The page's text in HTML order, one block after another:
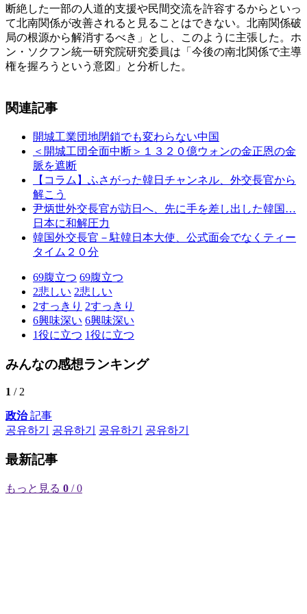
断絶した一部の人道的支援や民間交流を許容するからといっ
て北南関係が改善されると見ることはできない。北南関係破
局の根源から解消するべき」とし、このように主張した。ホ
ン・ソクフン統一研究院研究委員は「今後の南北関係で主導
権を握ろうという意図」と分析した。
関連記事
開城工業団地閉鎖でも変わらない中国
＜開城工団全面中断＞１３２０億ウォンの金正恩の金
脈を遮断
【コラム】ふさがった韓日チャンネル、外交長官から
解こう
尹炳世外交長官が訪日へ、先に手を差し出した韓国…
日本に和解圧力
韓国外交長官－駐韓日本大使、公式面会でなくティー
タイム２０分
69腹立つ 69腹立つ
2悲しい 2悲しい
2すっきり 2すっきり
6興味深い 6興味深い
1役に立つ 1役に立つ
みんなの感想ランキング
1 / 2
政治記事
공유하기
공유하기 공유하기 공유하기
最新記事
もっと見る 0 / 0